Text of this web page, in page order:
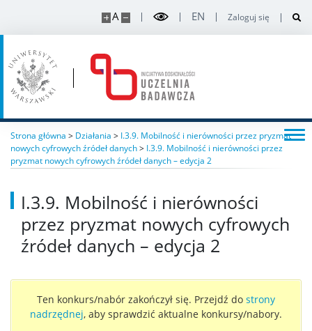
A EN Zaloguj się
Strona główna > Działania > I.3.9. Mobilność i nierówności przez pryzmat
nowych cyfrowych źródeł danych> I.3.9. Mobilność i nierówności przez
pryzmat nowych cyfrowych źródeł danych – edycja 2
I.3.9. Mobilność i nierówności
przez pryzmat nowych cyfrowych
źródeł danych – edycja 2
Ten konkurs/nabór zakończył się. Przejdź do strony
nadrzędnej, aby sprawdzić aktualne konkursy/nabory.